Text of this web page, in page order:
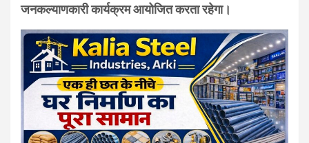
जनकल्याणकारी कार्यक्रम आयोजित करता रहेगा।